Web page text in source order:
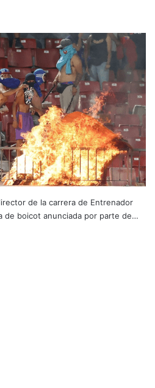
de la carrera de Entrenador
de boicot anunciada por parte de…